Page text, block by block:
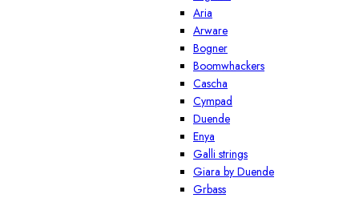
Aria
Arware
Bogner
Boomwhackers
Cascha
Cympad
Duende
Enya
Galli strings
Giara by Duende
Grbass